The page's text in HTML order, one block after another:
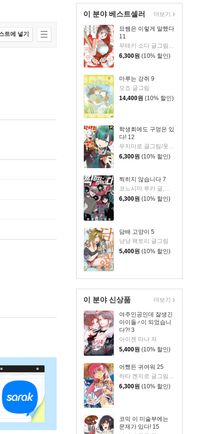
이 분야 베스트셀러
묘쌤은 이렇게 말했다
11
무테키 소다 글그림/카나리 토쿠사쿠 원저/옷무 역
6,300원 (10% 할인)
마루는 강쥐 9
모죠 글그림
14,400원 (10% 할인)
학생회에도 구멍은 있
다! 12
무치마로 글그림/옷무 역
6,300원 (10% 할인)
찍히지 않습니다 7
코노시마 루카 글,그림/심희정 역
6,300원 (10% 할인)
담배 고양이 5
냥냥 팩토리 글그림
5,400원 (10% 할인)
더보기
이 분야 신상품
여주인공인데 잘생긴
아이돌♂이 되었습니
다?! 3
아이젠 마나 저
5,400원 (10% 할인)
어쨌든 귀여워 25
6,300원 (10% 할인)
코믹 이 미술부에는
문제가 있다! 15
더보기
트에 넣기